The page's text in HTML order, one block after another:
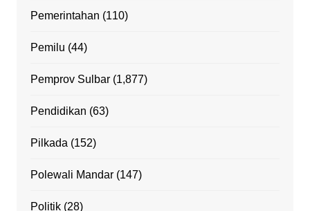
Pemerintahan (110)
Pemilu (44)
Pemprov Sulbar(1,877)
Pendidikan (63)
Pilkada (152)
Polewali Mandar(147)
Politik(28)